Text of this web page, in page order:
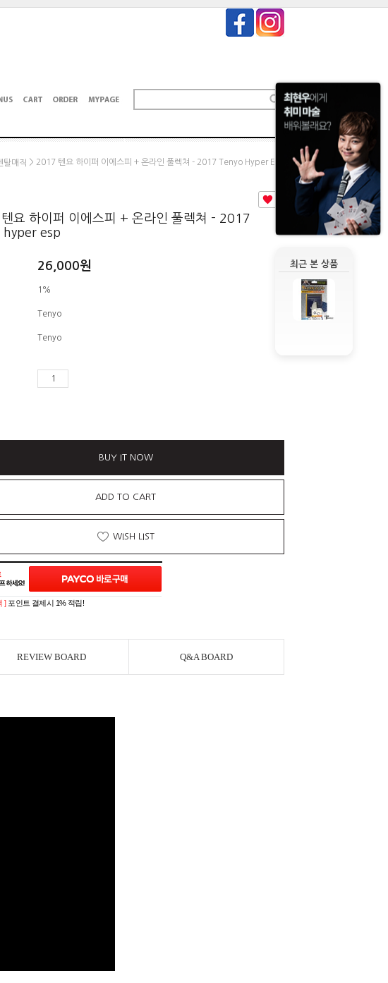
최근 본 상품
탈매직 > 2017 텐요 하이퍼 이에스피 + 온라인 풀렉쳐 - 2017 Tenyo Hyper Esp
요 하이퍼 이에스피 + 온라인 풀렉쳐 - 2017
hyper esp
26,000원
1%
Tenyo
Tenyo
BUY IT NOW
ADD TO CART
WISH LIST
] 포인트 결제시 1% 적립!
REVIEW BOARD Q&A BOARD